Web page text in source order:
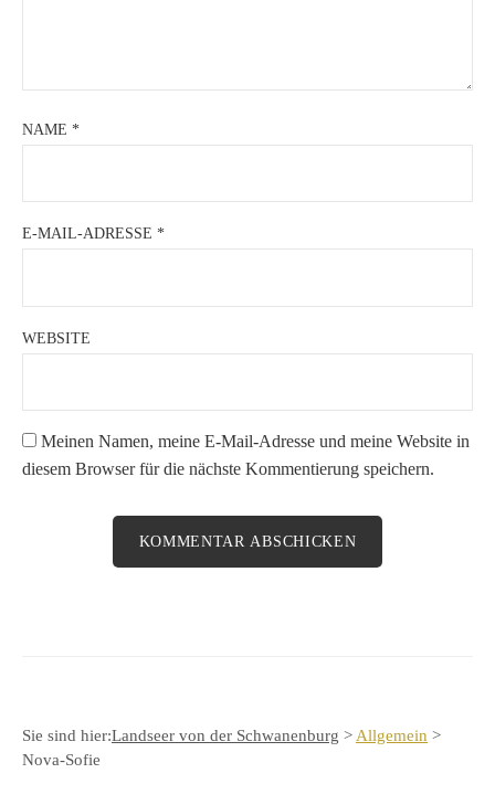
NAME *
E-MAIL-ADRESSE *
WEBSITE
Meinen Namen, meine E-Mail-Adresse und meine Website in
diesem Browser für die nächste Kommentierung speichern.
Sie sind hier:Landseer von der Schwanenburg > Allgemein >
Nova-Sofie